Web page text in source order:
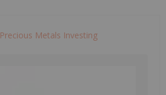
Precious Metals Investing